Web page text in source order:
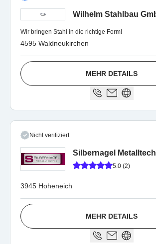
Wilhelm Stahlbau
Wir bringen Stahl in die richtige Form!
4595 Waldneukirchen
MEHR DETAILS
Nicht verifiziert
Silbernagel
5.0 (2)
3945 Hoheneich
MEHR DETAILS